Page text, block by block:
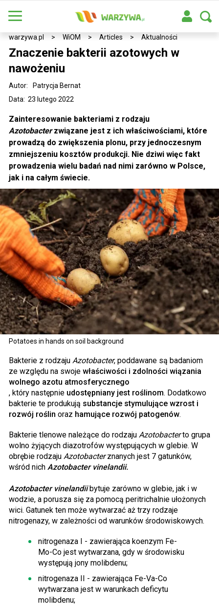
warzywa.pl > WiOM > Articles > Aktualności
Potatoes in hands on soil background
Znaczenie bakterii azotowych w
nawożeniu
Data: 23 lutego 2022
Autor: Patrycja Bernat
Zainteresowanie bakteriami z rodzaju
Azotobacterzwiązane jest z ich właściwościami, które
prowadzą do zwiększenia plonu, przy jednoczesnym
zmniejszeniu kosztów produkcji. Nie dziwi więc fakt
prowadzenia wielu badań nad nimi zarówno w Polsce,
jak i na całym świecie.
Bakterie z rodzaju Azotobacter, poddawane są badaniom
ze względu na swoje właściwości i zdolności wiązania
wolnego azotu atmosferycznego
, który następnie udostępniany jest roślinom. Dodatkowo
bakterie te produkują substancje stymulujące wzrost i
rozwój roślin oraz hamujące rozwój patogenów.
Bakterie tlenowe należące do rodzaju Azotobacterto grupa
wolno żyjących diazotrofów występujących w glebie. W
obrębie rodzaju Azotobacterznanych jest 7 gatunków,
wśród nich Azotobacter vinelandii.
Azotobacter vinelandiibytuje zarówno w glebie, jak i w
wodzie, a porusza się za pomocą peritrichalnie ułożonych
wici. Gatunek ten może wytwarzać aż trzy rodzaje
nitrogenazy, w zależności od warunków środowiskowych.
nitrogenaza I - zawierająca koenzym Fe-
Mo-Co jest wytwarzana, gdy w środowisku
występują jony molibdenu;
nitrogenaza II - zawierająca Fe-Va-Co
wytwarzana jest w warunkach deficytu
molibdenu;